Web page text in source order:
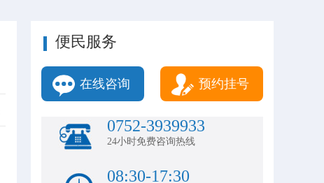
便民服务
在线咨询 预约挂号
0752-3939933
24小时免费咨询热线
08:30-17:30